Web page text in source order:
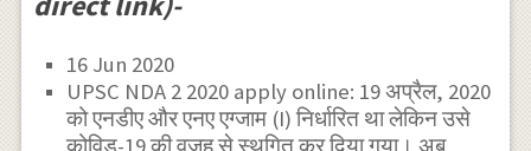
16 Jun 2020
UPSC NDA 2 2020 apply online: 19 अप्रैल, 2020
को एनडीए और एनए एग्जाम (I) निर्धारित था लेकिन उसे
कोविड-19 की वजह से स्थगित कर दिया गया। अब